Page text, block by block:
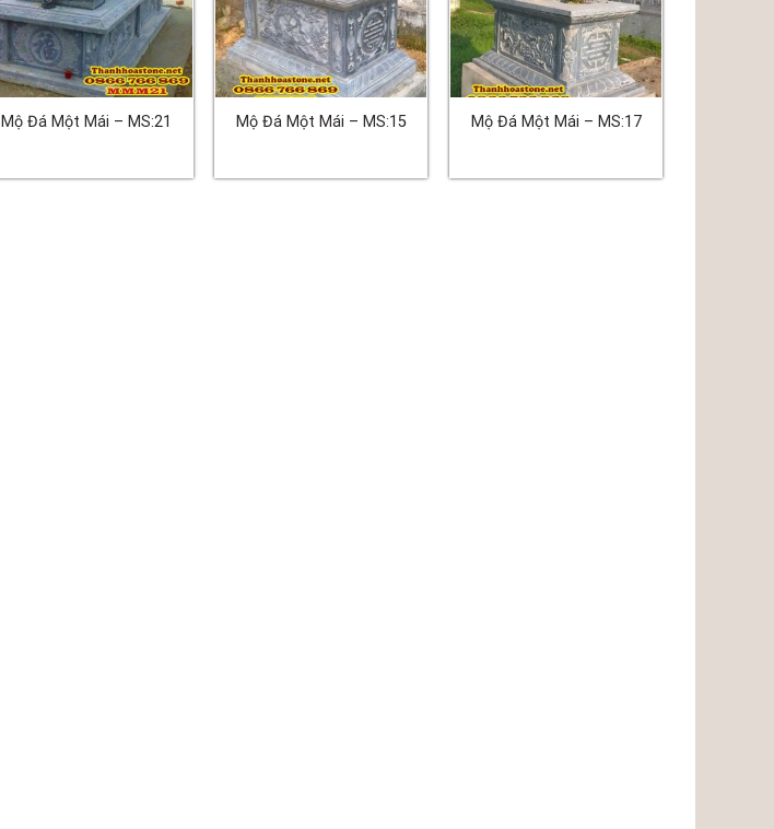
Mộ Đá Một Mái – MS:21 Mộ Đá Một Mái – MS:15 Mộ Đá Một Mái – MS:17